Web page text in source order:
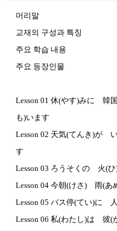
머리말
교재의 구성과 특징
주요 학습 내용
주요 등장인물
Lesson 01 休(やす)みに
も)います
Lesson 02 天気(てんき)が
す
Lesson 03 ろうそくの 火(
Lesson 04 今朝(けさ) 雨(
Lesson 05 バス停(てい)に
Lesson 06 私(わたし)は